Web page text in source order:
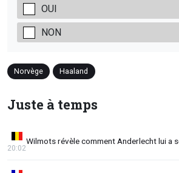
OUI
NON
Norvège Haaland
Juste à temps
Wilmots révèle comment Anderlecht lui a
20:02